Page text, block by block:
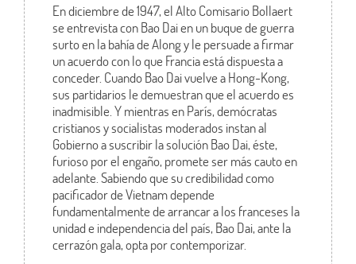
En diciembre de 1947, el Alto Comisario Bollaert
se entrevista con Bao Dai en un buque de guerra
surto en la bahía de Along y le persuade a firmar
un acuerdo con lo que Francia está dispuesta a
conceder. Cuando Bao Dai vuelve a Hong-Kong,
sus partidarios le demuestran que el acuerdo es
inadmisible. Y mientras en París, demócratas
cristianos y socialistas moderados instan al
Gobierno a suscribir la solución Bao Dai, éste,
furioso por el engaño, promete ser más cauto en
adelante. Sabiendo que su credibilidad como
pacificador de Vietnam depende
fundamentalmente de arrancar a los franceses la
unidad e independencia del país, Bao Dai, ante la
cerrazón gala, opta por contemporizar.